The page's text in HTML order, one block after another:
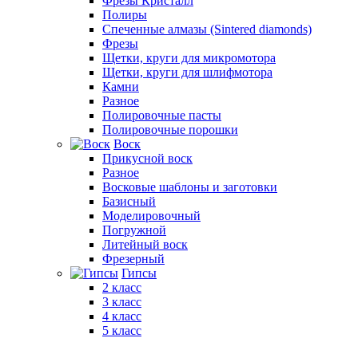
Полиры
Спеченные алмазы (Sintered diamonds)
Фрезы
Щетки, круги для микромотора
Щетки, круги для шлифмотора
Камни
Разное
Полировочные пасты
Полировочные порошки
Воск
Прикусной воск
Разное
Восковые шаблоны и заготовки
Базисный
Моделировочный
Погружной
Литейный воск
Фрезерный
Гипсы
2 класс
3 класс
4 класс
5 класс